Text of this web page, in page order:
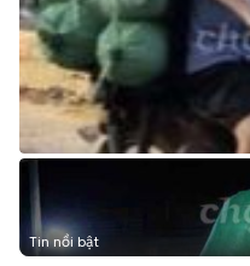
Tin nổi bật